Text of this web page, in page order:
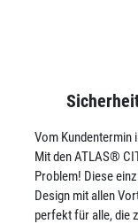
Vom Kundentermin
Mit den ATLAS®
Problem! Diese
Design mit allen
perfekt für alle, die